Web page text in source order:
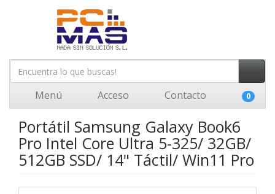
Menú Acceso Contacto 0
Portátil Samsung Galaxy Book6
Pro Intel Core Ultra 5-325/ 32GB/
512GB SSD/ 14" Táctil/ Win11 Pro